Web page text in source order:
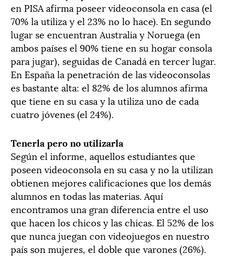
en PISA afirma poseer videoconsola en casa (el
70% la utiliza y el 23% no lo hace). En segundo
lugar se encuentran Australia y Noruega (en
ambos países el 90% tiene en su hogar consola
para jugar), seguidas de Canadá en tercer lugar.
En España la penetración de las videoconsolas
es bastante alta: el 82% de los alumnos afirma
que tiene en su casa y la utiliza uno de cada
cuatro jóvenes (el 24%).
Tenerla pero no utilizarla
Según el informe, aquellos estudiantes que
poseen videoconsola en su casa y no la utilizan
obtienen mejores calificaciones que los demás
alumnos en todas las materias. Aquí
encontramos una gran diferencia entre el uso
que hacen los chicos y las chicas. El 52% de los
que nunca juegan con videojuegos en nuestro
país son mujeres, el doble que varones (26%).